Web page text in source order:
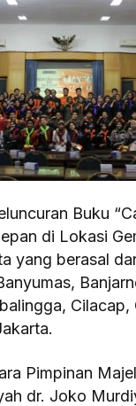
Buku
di Lokasi
yang berasal
Cilacap,
Pimpinan
dr. Joko